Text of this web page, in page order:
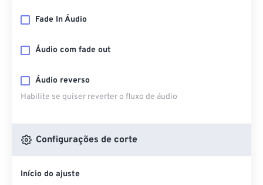
Fade In Áudio
Áudio com fade out
Áudio reverso
Habilite se quiser reverter o fluxo de áudio
Configurações de corte
Início do ajuste